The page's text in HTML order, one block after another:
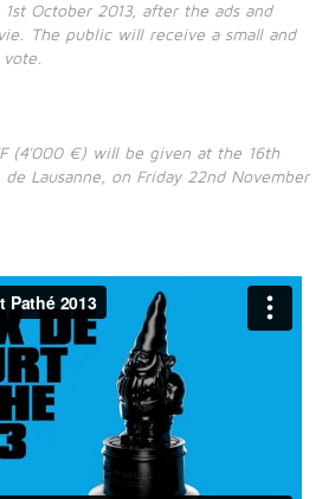
October 2013, after the ads and
The public will receive a small and
(4'000 €) will be given at the 16th
Lausanne, on Friday 22nd November